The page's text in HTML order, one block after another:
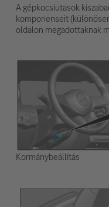
A gépkocsiutasok
komponenseit
oldalon megadottaknak
Kormánybeállítás